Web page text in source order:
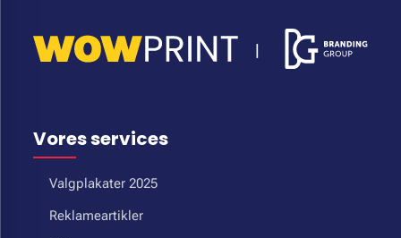
Vores services
Valgplakater 2025
Reklameartikler